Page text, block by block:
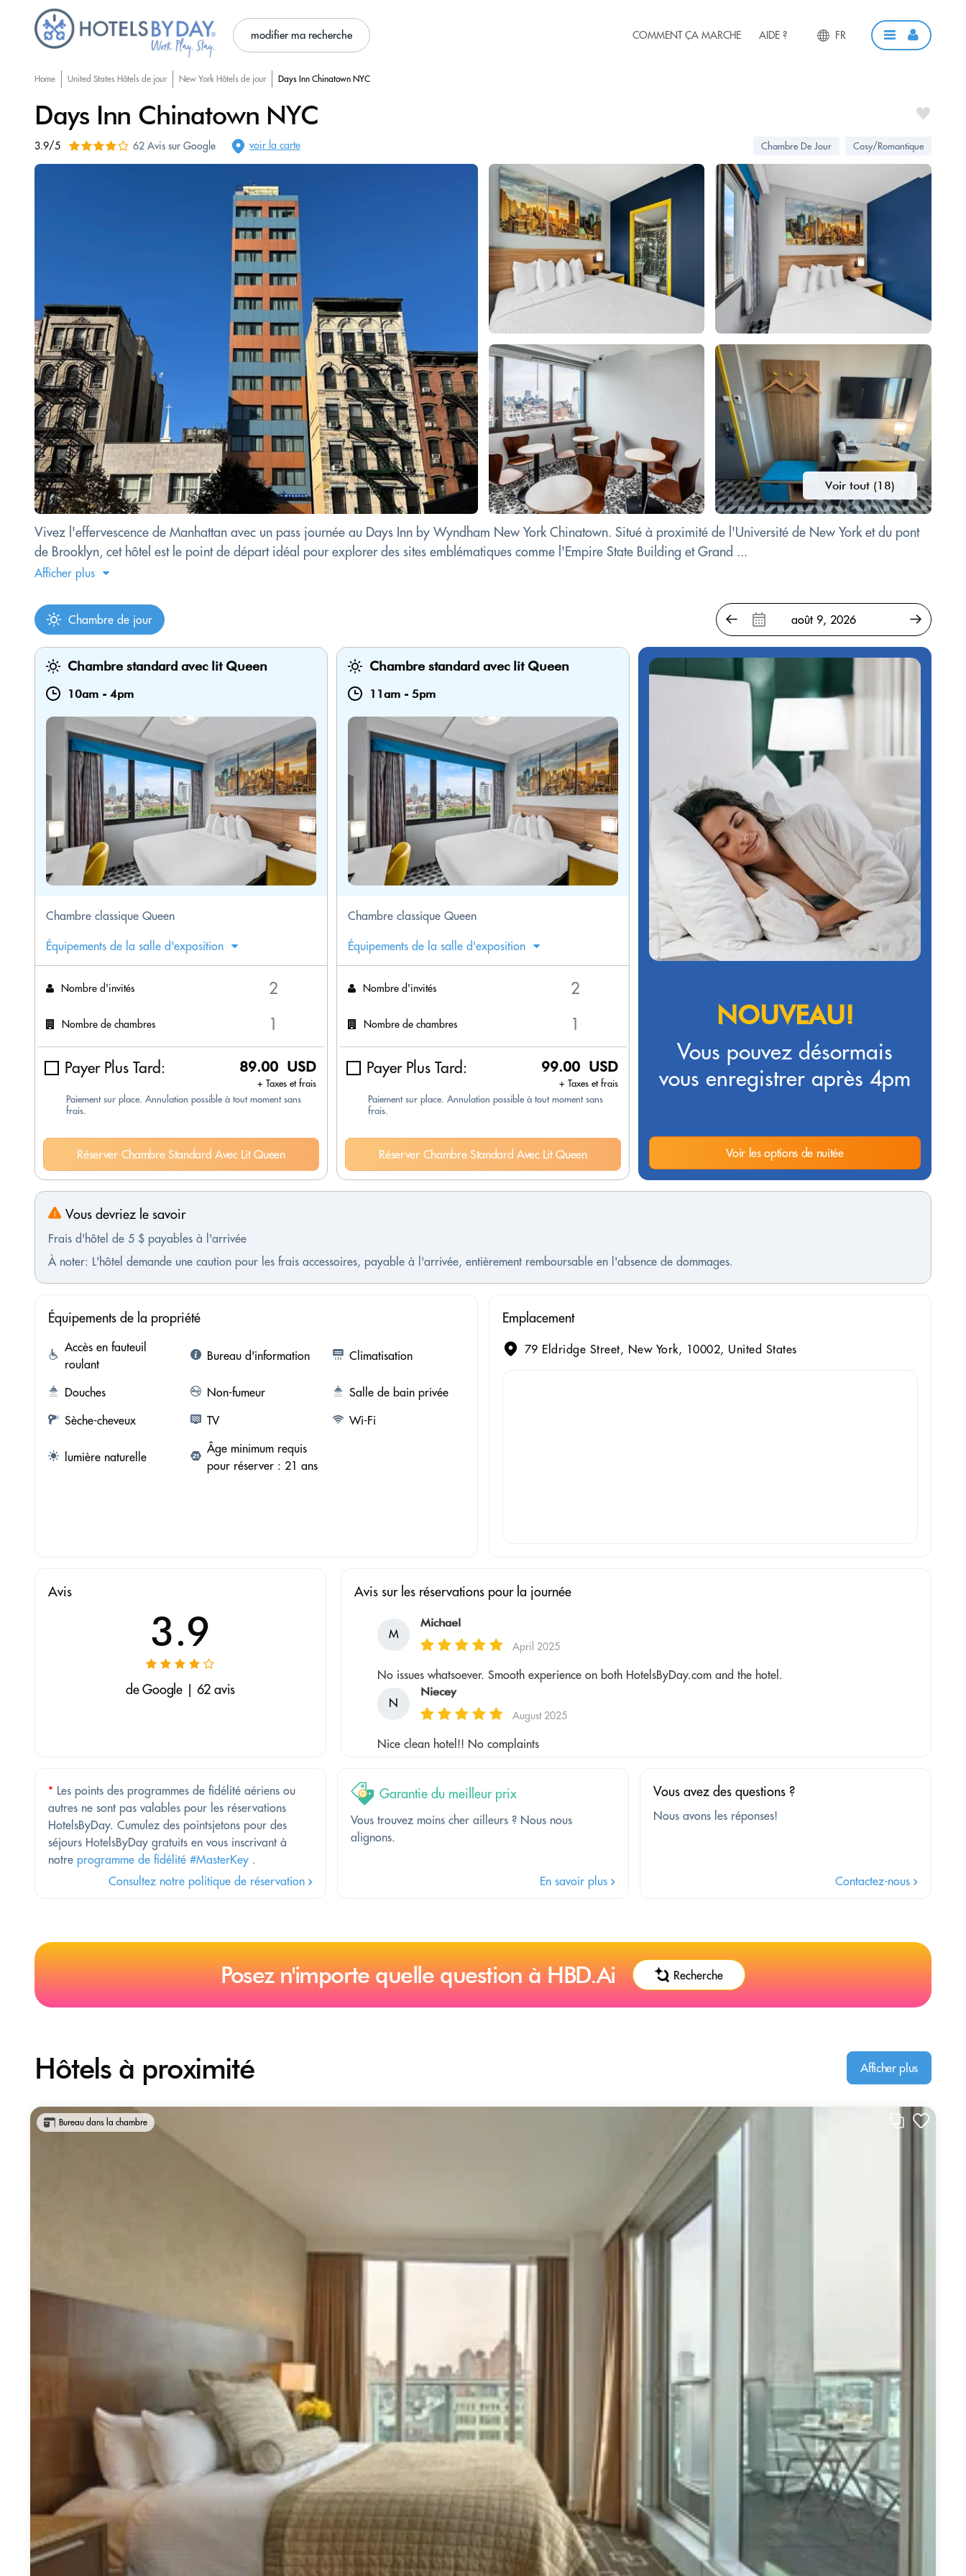
modifier ma recherche COMMENT ÇA MARCHE AIDE ? FR
Home United States Hôtels de jour New York Hôtels de jour Days Inn Chinatown NYC
Days Inn Chinatown NYC
3.9/5 62 Avis sur Google voir la carte Chambre De Jour Cosy/Romantique
Voir tout (18)
Vivez l'effervescence de Manhattan avec un pass journée au Days Inn by Wyndham New York Chinatown. Situé à proximité de l'Université de New York et du pont
de Brooklyn, cet hôtel est le point de départ idéal pour explorer des sites emblématiques comme l'Empire State Building et Grand ...
Afficher plus
Chambre de jour
Chambre standard avec lit Queen
10am - 4pm
Chambre classique Queen
Équipements de la salle d'exposition
Nombre d'invités
Nombre de chambres
Payer Plus Tard: 89.00 USD
+ Taxes et frais
Paiement sur place. Annulation possible à tout moment sans
frais.
Réserver Chambre Standard Avec Lit Queen
Chambre standard avec lit Queen
11am - 5pm
Chambre classique Queen
Équipements de la salle d'exposition
Nombre d'invités
Nombre de chambres
Payer Plus Tard: 99.00 USD
+ Taxes et frais
Paiement sur place. Annulation possible à tout moment sans
frais.
Réserver Chambre Standard Avec Lit Queen
NOUVEAU!
Vous pouvez désormais
vous enregistrer après 4pm
Voir les options de nuitée
Vous devriez le savoir
Frais d'hôtel de 5 $ payables à l'arrivée
À noter: L'hôtel demande une caution pour les frais accessoires, payable à l'arrivée, entièrement remboursable en l'absence de dommages.
Équipements de la propriété
Accès en fauteuil
roulant
Bureau d'information Climatisation
Douches Non-fumeur
Salle de bain privée
Sèche-cheveux
TV Wi-Fi
lumière naturelle
Âge minimum requis
pour réserver : 21 ans
Emplacement
79 Eldridge Street, New York, 10002, United States
Avis
3.9
de Google | 62 avis
Avis sur les réservations pour la journée
M
Michael
April 2025
No issues whatsoever. Smooth experience on both HotelsByDay.com and the hotel.
N
Niecey
August 2025
Nice clean hotel!! No complaints
* Les points des programmes de fidélité aériens ou
autres ne sont pas valables pour les réservations
HotelsByDay. Cumulez des pointsjetons pour des
séjours HotelsByDay gratuits en vous inscrivant à
notre programme de fidélité #MasterKey .
Consultez notre politique de réservation
Garantie du meilleur prix
Vous trouvez moins cher ailleurs ? Nous nous
alignons.
En savoir plus
Vous avez des questions ?
Nous avons les réponses!
Contactez-nous
Posez n'importe quelle question à HBD.Ai Recherche
Hôtels à proximité Afficher plus
Bureau dans la chambre